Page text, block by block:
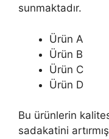
sunmaktadır.
Ürün A
Ürün B
Ürün C
Ürün D
Bu ürünlerin
sadakatini